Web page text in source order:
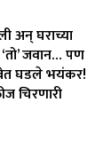
अन् घराच्या
जवान… पण
घडले भयंकर!
चिरणारी